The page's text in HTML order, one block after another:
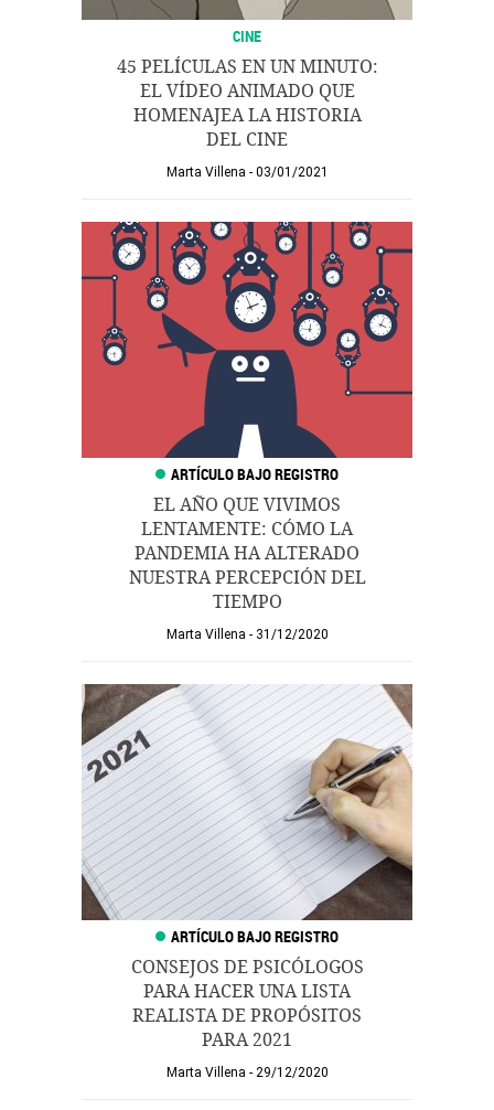
CINE
45 PELÍCULAS EN UN MINUTO:
EL VÍDEO ANIMADO QUE
HOMENAJEA LA HISTORIA
DEL CINE
Marta Villena 03/01/2021
EL AÑO QUE VIVIMOS
LENTAMENTE: CÓMO LA
PANDEMIA HA ALTERADO
NUESTRA PERCEPCIÓN DEL
TIEMPO
Marta Villena 31/12/2020
CONSEJOS DE PSICÓLOGOS
PARA HACER UNA LISTA
REALISTA DE PROPÓSITOS
PARA 2021
Marta Villena 29/12/2020